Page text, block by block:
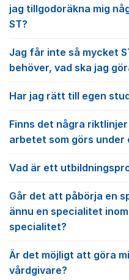
jag tillgodoräkna mig
ST?
Jag får inte så mycket
behöver, vad ska jag
Har jag rätt till egen
Finns det några
arbetet som görs under
Vad är ett
Går det att påbörja en
ännu en specialitet
specialitet?
Är det möjligt att göra
vårdgivare?